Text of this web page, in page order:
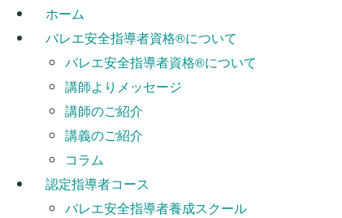
ホーム
バレエ安全指導者資格®︎について
バレエ安全指導者資格®︎について
講師よりメッセージ
講師のご紹介
講義のご紹介
コラム
認定指導者コース
バレエ安全指導者養成スクール